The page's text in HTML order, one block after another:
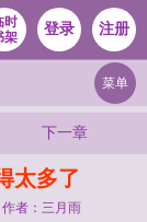
时
架
登录 注册
菜单
下一章
太多了
作者：三月雨